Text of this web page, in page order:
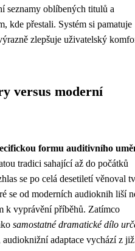
seznamy oblíbených titulů a
kde přestali. Systém si pamatuje
zlepšuje uživatelský
versus moderní
formu auditivního
tradici sahající až do počátků
se po celá desetiletí věnoval
se od moderních audioknih liší
k vyprávění příběhů. Zatímco
samostatné dramatické dílo
audioknižní adaptace vychází z již